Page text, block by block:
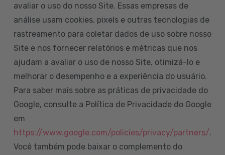
avaliar o uso do nosso Site. Essas empresas de
análise usam cookies, pixels e outras tecnologias de
rastreamento para coletar dados de uso sobre nosso
Site e nos fornecer relatórios e métricas que nos
ajudam a avaliar o uso de nosso Site, otimizá-lo e
melhorar o desempenho e a experiência do usuário.
Para saber mais sobre as práticas de privacidade do
Google, consulte a Política de Privacidade do Google
em
https://www.google.com/policies/privacy/partners/.
Você também pode baixar o complemento do